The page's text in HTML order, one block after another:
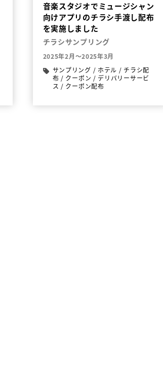
音楽スタジオでミュージシャン
向けアプリのチラシ手渡し配布
を実施しました
チラシサンプリング
2025年2月～2025年3月
サンプリング / ホテル / チラシ配
布 / クーポン / デリバリーサービ
ス / クーポン配布